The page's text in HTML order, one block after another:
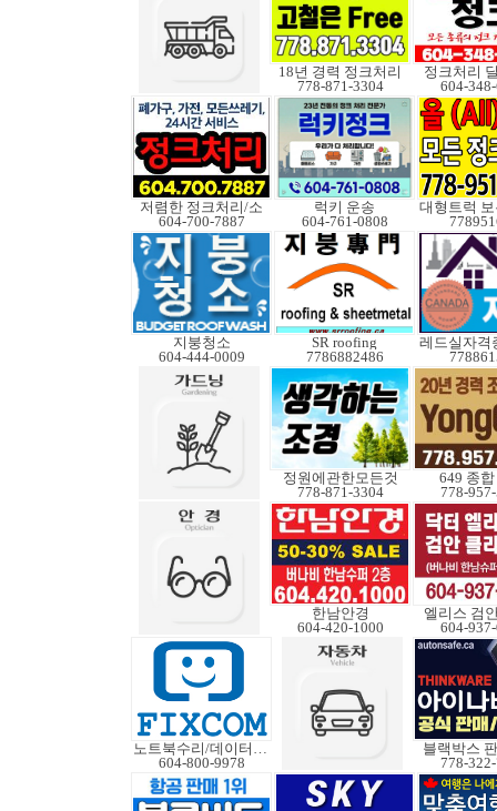
18년 경력 정크처리
778-871-3304
정크처리
604-
저렴한 정크처리/소
604-700-7887
럭키 운송
604-761-0808
지붕청소
604-444-0009
SR roofing
7786882486
정원에관한모든것
778-871-3304
649 종
778-
한남안경
604-420-1000
엘리스 검
604-
노트북수리/데이터복구
604-800-9978
블랙박스
778-